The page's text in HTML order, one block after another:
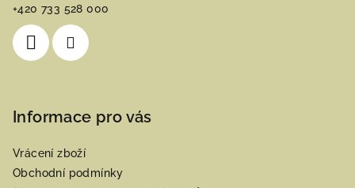
+420 733 528 000
Informace pro vás
Vrácení zboží
Obchodní podmínky